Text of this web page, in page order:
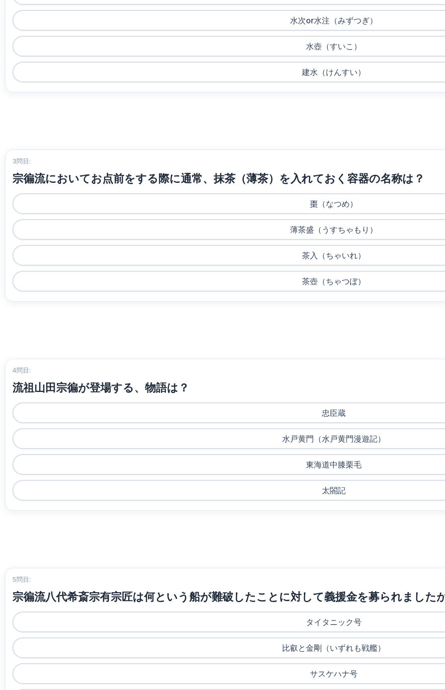
水次or水注（みずつぎ）
水壺（すいこ）
建水（けんすい）
3問目:
宗徧流においてお点前をする際に通常、抹茶（薄茶）を入れておく容器の名称は？
棗（なつめ）
薄茶盛（うすちゃもり）
茶入（ちゃいれ）
茶壺（ちゃつぼ）
4問目:
流祖山田宗徧が登場する、物語は？
忠臣蔵
水戸黄門（水戸黄門漫遊記）
東海道中膝栗毛
太閤記
5問目:
宗徧流八代希斎宗有宗匠は何という船が難破したことに対して義援金を募られました
タイタニック号
比叡と金剛（いずれも戦艦）
サスケハナ号